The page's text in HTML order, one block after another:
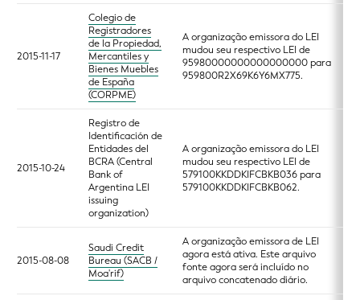
2015-11-17
Colegio de
Registradores
de la Propiedad,
Mercantiles y
Bienes Muebles
de España
(CORPME)
A organização emissora do LEI
mudou seu respectivo LEI de
95980000000000000000 para
959800R2X69K6Y6MX775.
2015-10-24
Registro de
Identificación de
Entidades del
BCRA (Central
Bank of
Argentina LEI
issuing
organization)
A organização emissora do LEI
mudou seu respectivo LEI de
579100KKDDKIFCBKB036 para
579100KKDDKIFCBKB062.
2015-08-08
Saudi Credit
Bureau (SACB /
Moa'rif)
A organização emissora de LEI
agora está ativa. Este arquivo
fonte agora será incluído no
arquivo concatenado diário.